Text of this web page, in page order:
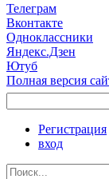
Телеграм
Вконтакте
Одноклассники
Яндекс.Дзен
Ютуб
Полная версия
Регистрация
вход